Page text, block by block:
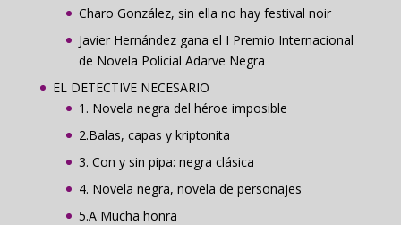
Charo González, sin ella no hay festival noir
Javier Hernández gana el I Premio Internacional
de Novela Policial Adarve Negra
EL DETECTIVE NECESARIO
1. Novela negra del héroe imposible
2.Balas, capas y kriptonita
3. Con y sin pipa: negra clásica
4. Novela negra, novela de personajes
5.A Mucha honra